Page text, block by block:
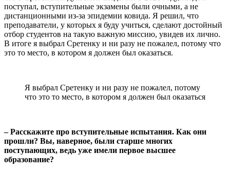
поступал, вступительные экзамены были очными, а не
дистанционными из-за эпидемии ковида. Я решил, что
преподаватели, у которых я буду учиться, сделают достойный
отбор студентов на такую важную миссию, увидев их лично.
В итоге я выбрал Сретенку и ни разу не пожалел, потому что
это то место, в котором я должен был оказаться.
Я выбрал Сретенку и ни разу не пожалел, потому
что это то место, в котором я должен был оказаться
– Расскажите про вступительные испытания. Как они
прошли? Вы, наверное, были старше многих
поступающих, ведь уже имели первое высшее
образование?